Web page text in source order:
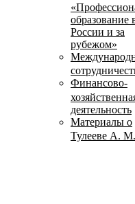
образование
России и за
рубежом»
Финансово-
деятельность
Материалы о
Тулееве А. М.